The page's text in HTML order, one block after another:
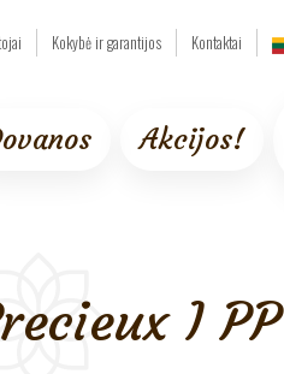
Kokybė ir garantijos Kontaktai
Akcijos!
I